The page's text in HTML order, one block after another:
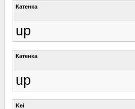
Катенка
up
Катенка
up
Kei